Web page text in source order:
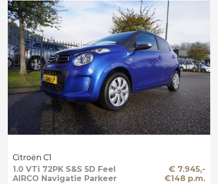
Citroën C1
1.0 VTi 72PK S&S 5D Feel
AIRCO Navigatie Parkeer
€ 7.945,-
€148 p.m.